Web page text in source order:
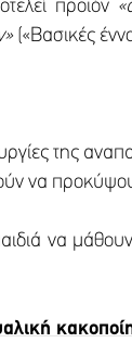
προϊόν
(«Βασικές
της
να
να